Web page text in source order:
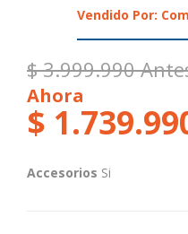
Vendido Por:
$ 3.999.990
Ahora
$
Accesorios Si